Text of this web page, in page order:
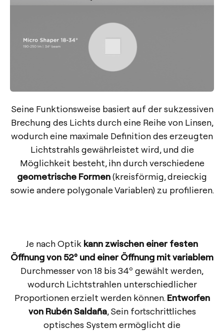
Seine Funktionsweise basiert auf der sukzessiven
Brechung des Lichts durch eine Reihe von Linsen,
wodurch eine maximale Definition des erzeugten
Lichtstrahls gewährleistet wird, und die
Möglichkeit besteht, ihn durch verschiedene
geometrische Formen(kreisförmig, dreieckig
sowie andere polygonale Variablen) zu profilieren.
Je nach Optik kann zwischen einer festen
Öffnung von 52º und einer Öffnung mit variablem
Durchmesser von 18 bis 34º gewählt werden,
wodurch Lichtstrahlen unterschiedlicher
Proportionen erzielt werden können. Entworfen
von Rubén Saldaña, Sein fortschrittliches
optisches System ermöglicht die